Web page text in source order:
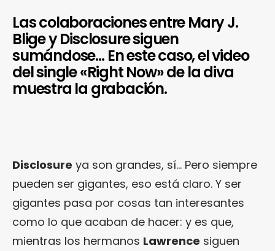
Las colaboraciones entre Mary J.
Blige y Disclosure siguen
sumándose… En este caso, el video
del single «Right Now» de la diva
muestra la grabación.
Disclosure ya son grandes, sí… Pero siempre
pueden ser gigantes, eso está claro. Y ser
gigantes pasa por cosas tan interesantes
como lo que acaban de hacer: y es que,
mientras los hermanos Lawrence siguen